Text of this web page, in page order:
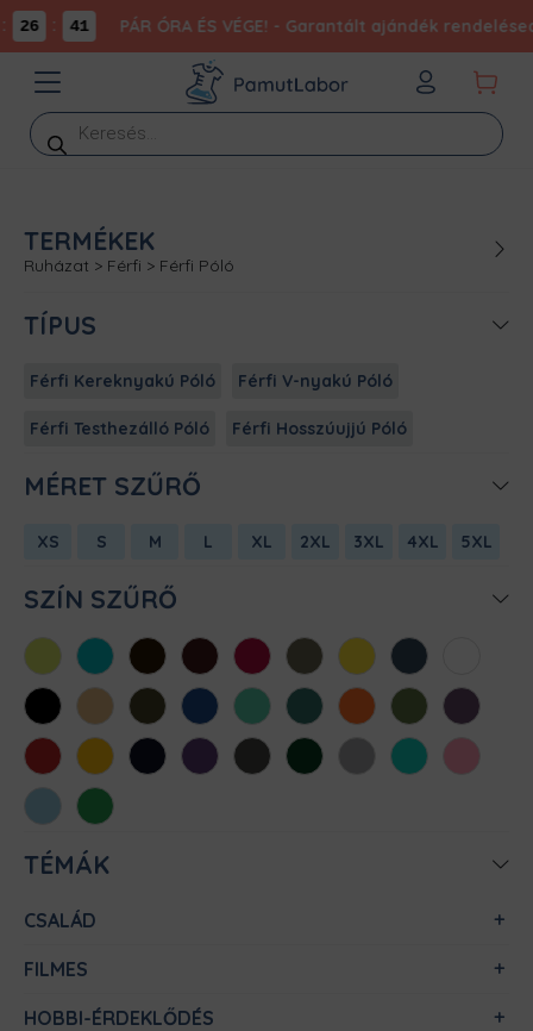
26 41 PÁR ÓRA ÉS VÉGE! - Garantált ajándék
Products
search
TERMÉKEK
Ruházat > Férfi > Férfi Póló
TÍPUS
Férfi Kereknyakú Póló Férfi V-nyakú Póló
Férfi Testhezálló Póló Férfi Hosszúujjú Póló
MÉRET SZŰRŐ
XS S M L XL 2XL 3XL 4XL 5XL
SZÍN SZŰRŐ
AlmazöldAtollkékBarnaBordóChili Cink Citromsárga
Denim
FeketeHomokKhaki KirálykékMentaMéregzöld
NarancsOliva Padlizsán
Piros SárgaSötétkékSötétlilaSötétszürke
SötétzöldSportszürke
Türkiz
Világos
rózsaszín
Világoskék
Zöld
TÉMÁK
CSALÁD
FILMES
HOBBI-ÉRDEKLŐDÉS